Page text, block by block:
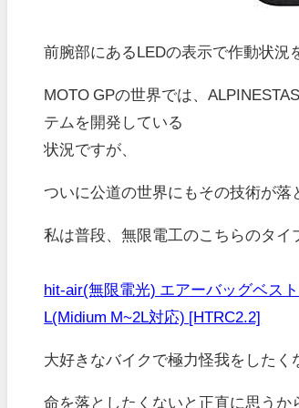
前腕部にあるLEDの表示で作動状況
MOTO GPの世界では、
テムを開発している
状況ですが、
ついに公道の世界にもその技術が落
私は普段、無限電工のこちらのタイ
hit-air(無限電光) エアーバッグベス
L(Midium M~2L対応) [HTRC2.2]
大好きなバイクで極力怪我をしたく
命を落としたくないと正直に思うか